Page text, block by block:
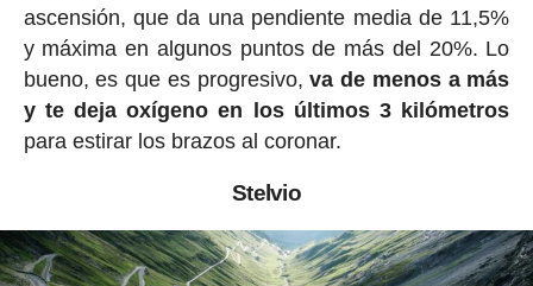
ascensión, que da una pendiente media de 11,5%
y máxima en algunos puntos de más del 20%. Lo
bueno, es que es progresivo,va de menos a más
y te deja oxígeno en los últimos 3 kilómetros
para estirar los brazos al coronar.
Stelvio